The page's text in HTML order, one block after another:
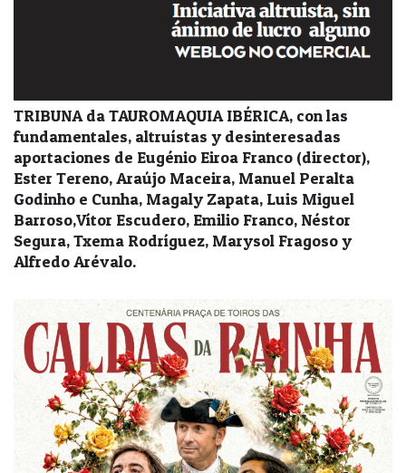
TRIBUNA da TAUROMAQUIA IBÉRICA, con las
fundamentales, altruístas y desinteresadas
aportaciones de Eugénio Eiroa Franco (director),
Ester Tereno, Araújo Maceira, Manuel Peralta
Godinho e Cunha, Magaly Zapata, Luis Miguel
Barroso,Vítor Escudero, Emilio Franco, Néstor
Segura, Txema Rodríguez, Marysol Fragoso y
Alfredo Arévalo.